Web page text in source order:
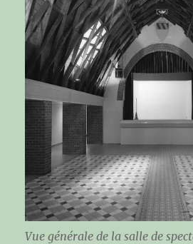
Vue générale de la salle de